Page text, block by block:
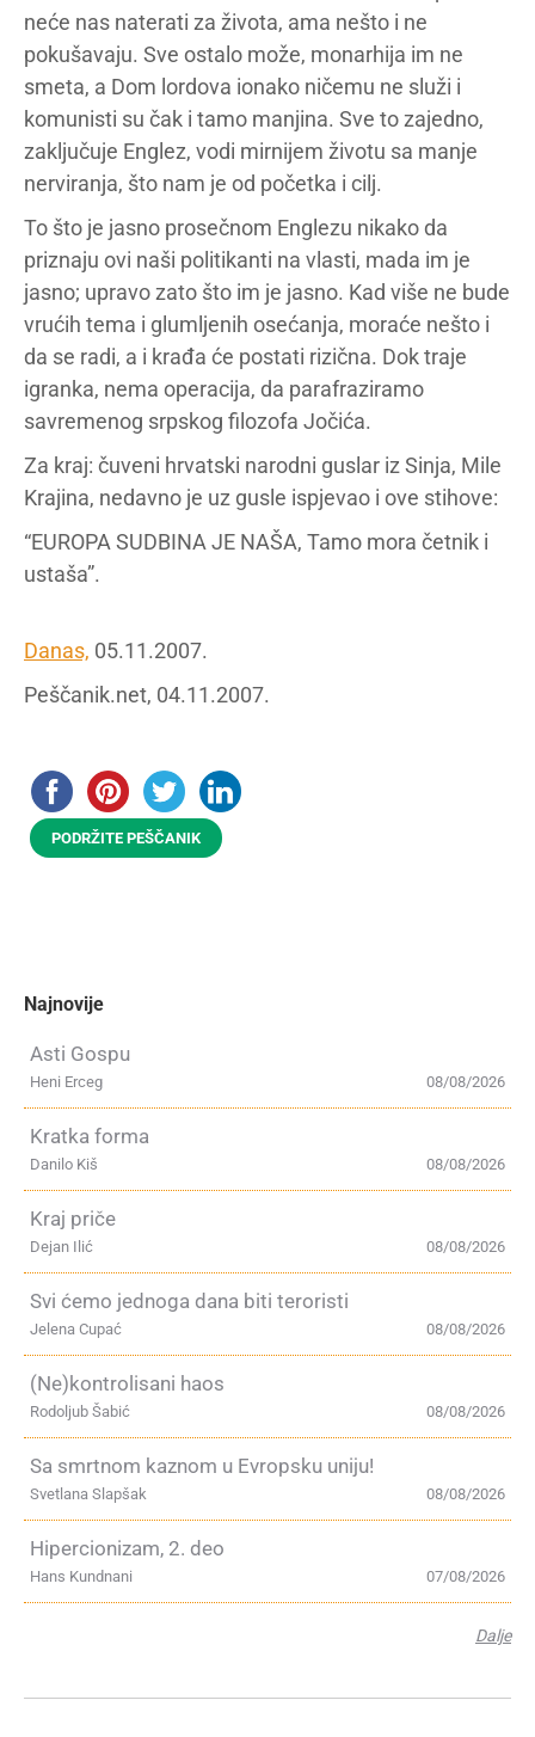
neće nas naterati za života, ama nešto i ne
pokušavaju. Sve ostalo može, monarhija im ne
smeta, a Dom lordova ionako ničemu ne služi i
komunisti su čak i tamo manjina. Sve to zajedno,
zaključuje Englez, vodi mirnijem životu sa manje
nerviranja, što nam je od početka i cilj.
To što je jasno prosečnom Englezu nikako da
priznaju ovi naši politikanti na vlasti, mada im je
jasno; upravo zato što im je jasno. Kad više ne bude
vrućih tema i glumljenih osećanja, moraće nešto i
da se radi, a i krađa će postati rizična. Dok traje
igranka, nema operacija, da parafraziramo
savremenog srpskog filozofa Jočića.
Za kraj: čuveni hrvatski narodni guslar iz Sinja, Mile
Krajina, nedavno je uz gusle ispjevao i ove stihove:
“EUROPA SUDBINA JE NAŠA, Tamo mora četnik i
ustaša”.
Danas, 05.11.2007.
Peščanik.net, 04.11.2007.
PODRŽITE PEŠČANIK
Najnovije
Asti Gospu
08/08/2026
Heni Erceg
Kratka forma
08/08/2026
Danilo Kiš
Kraj priče
08/08/2026
Dejan Ilić
Svi ćemo jednoga dana biti teroristi
08/08/2026
Jelena Cupać
(Ne)kontrolisani haos
08/08/2026
Rodoljub Šabić
Sa smrtnom kaznom u Evropsku uniju!
08/08/2026
Svetlana Slapšak
Hipercionizam, 2. deo
07/08/2026
Hans Kundnani
Dalje